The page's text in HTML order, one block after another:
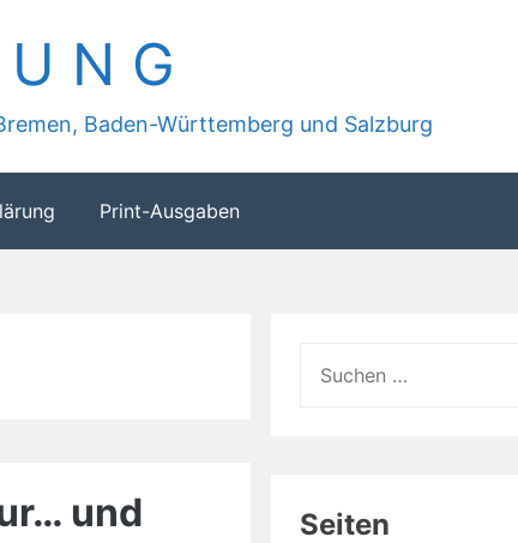
N G
Baden-Württemberg und Salzburg
Print-Ausgaben
und
nach:
Seiten